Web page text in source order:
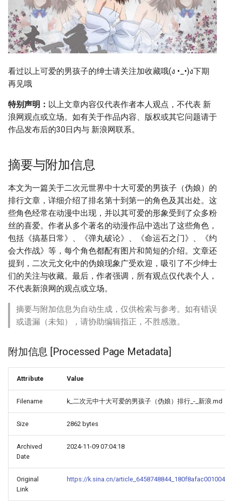
看过以上可爱的男孩子的绅士请关注加收藏哦(ง •_•)ง下期
再见哦
特别声明： 以上文章内容仅代表作者本人观点，不代表 新
浪网观点或立场。如有关于作品内容、版权或其它问题请于
作品发布后的30日内与 新浪网联系。
摘要与附加信息
本文为一篇关于二次元世界中十大可爱的男孩子（伪娘）的
排行文章，详细介绍了排名第十到第一的角色及其出处。这
些角色经常在动漫中出现，并以其可爱的形象受到了众多粉
丝的喜爱。作者从多个著名的动漫作品中选出了这些角色，
包括《搞基日常》、《弹丸破论》、《命运石之门》、《约
会大作战》等，每个角色都配有图片和简短的介绍。文章还
提到，二次元文化中的伪娘现象广受欢迎，吸引了不少绅士
们的关注与收藏。最后，作者强调，所有观点仅代表个人，
不代表新浪网的观点或立场。
摘要与附加信息为自动生成，仅供检索与参考。如有错误
或遗漏（未知），请协助编辑指正，不胜感激。
附加信息 [Processed Page Metadata]
Attribute Value
Filename k_二次元中十大可爱的男孩子（伪娘）排行_-_新浪.md
Size 2862 bytes
Archived
Date
2024-11-09 07:04:18
Original
Link
https://k.sina.cn/